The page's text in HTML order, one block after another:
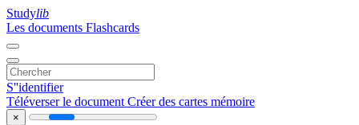
Studylib
Les documents Flashcards
S''identifier
Téléverser le document Créer des cartes mémoire
×